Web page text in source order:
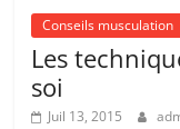
Conseils musculation
Les
soi
Juil 13, 2015